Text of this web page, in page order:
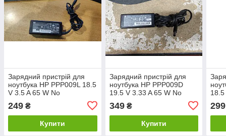
Зарядний пристрій для
ноутбука HP PPP009L 18.5
V 3.5 A 65 W No
249 ₴
Купити
Зарядний пристрій для
ноутбука HP PPP009D
19.5 V 3.33 A 65 W No
349₴
Купити
18.5
299